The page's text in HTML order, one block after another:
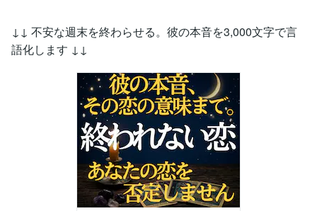
↓↓ 不安な週末を終わらせる。彼の本音を3,000文字で言
語化します ↓↓